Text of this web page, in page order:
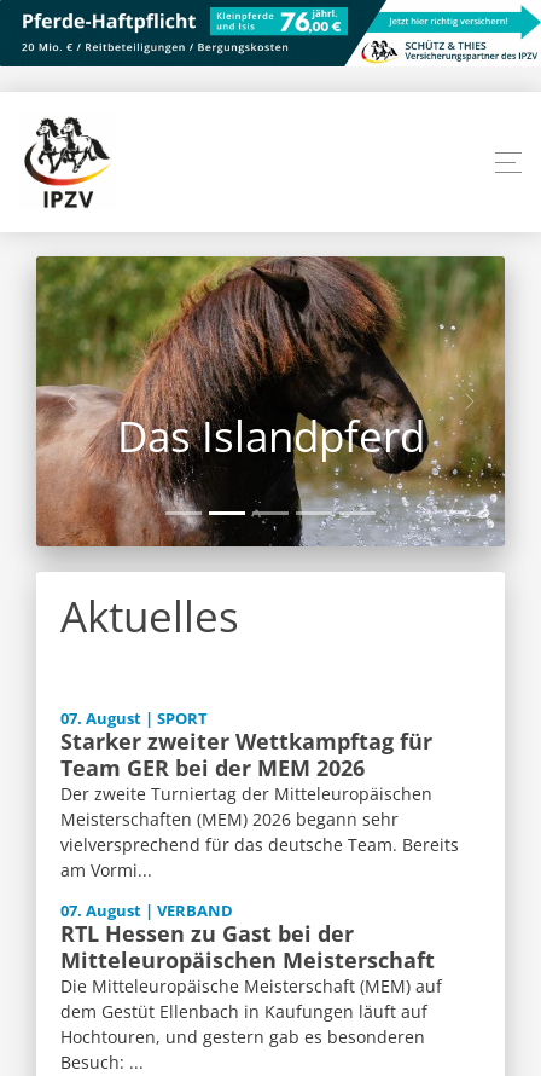
Das Islandpferd
Aktuelles
07. August | SPORT
Starker zweiter Wettkampftag für
Team GER bei der MEM 2026
Der zweite Turniertag der Mitteleuropäischen
Meisterschaften (MEM) 2026 begann sehr
vielversprechend für das deutsche Team. Bereits
am Vormi...
07. August | VERBAND
RTL Hessen zu Gast bei der
Mitteleuropäischen Meisterschaft
Die Mitteleuropäische Meisterschaft (MEM) auf
dem Gestüt Ellenbach in Kaufungen läuft auf
Hochtouren, und gestern gab es besonderen
Besuch: ...